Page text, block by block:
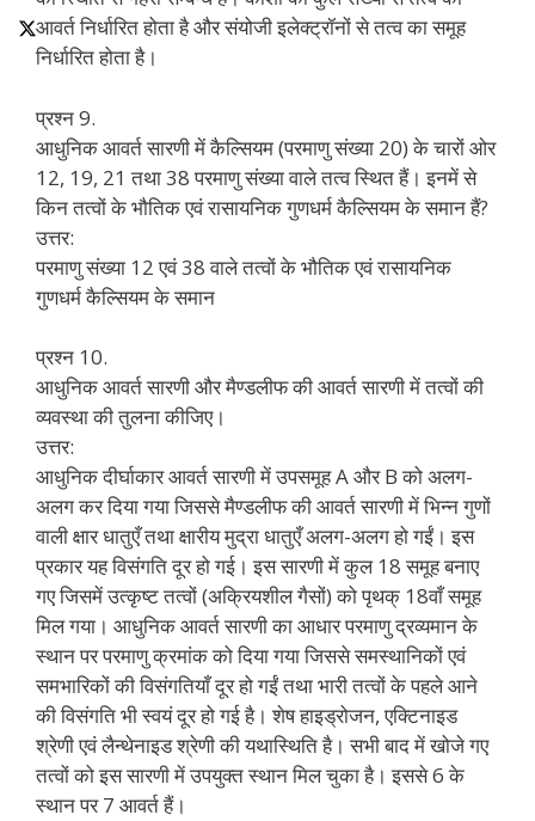
आवर्त निर्धारित होता है और संयोजी इलेक्ट्रॉनों से तत्व का समूह
निर्धारित होता है।
प्रश्न 9.
आधुनिक आवर्त सारणी में कैल्सियम (परमाणु संख्या 20) के चारों ओर
12, 19, 21 तथा 38 परमाणु संख्या वाले तत्व स्थित हैं। इनमें से
किन तत्वों के भौतिक एवं रासायनिक गुणधर्म कैल्सियम के समान हैं?
उत्तर:
परमाणु संख्या 12 एवं 38 वाले तत्वों के भौतिक एवं रासायनिक
गुणधर्म कैल्सियम के समान
प्रश्न 10.
आधुनिक आवर्त सारणी और मैण्डलीफ की आवर्त सारणी में तत्वों की
व्यवस्था की तुलना कीजिए।
उत्तर:
आधुनिक दीर्घाकार आवर्त सारणी में उपसमूह A और B को अलग-
अलग कर दिया गया जिससे मैण्डलीफ की आवर्त सारणी में भिन्न गुणों
वाली क्षार धातुएँ तथा क्षारीय मुद्रा धातुएँ अलग-अलग हो गईं। इस
प्रकार यह विसंगति दूर हो गई। इस सारणी में कुल 18 समूह बनाए
गए जिसमें उत्कृष्ट तत्वों (अक्रियशील गैसों) को पृथक् 18वाँ समूह
मिल गया। आधुनिक आवर्त सारणी का आधार परमाणु द्रव्यमान के
स्थान पर परमाणु क्रमांक को दिया गया जिससे समस्थानिकों एवं
समभारिकों की विसंगतियाँ दूर हो गईं तथा भारी तत्वों के पहले आने
की विसंगति भी स्वयं दूर हो गई है। शेष हाइड्रोजन, एक्टिनाइड
श्रेणी एवं लैन्थेनाइड श्रेणी की यथास्थिति है। सभी बाद में खोजे गए
तत्वों को इस सारणी में उपयुक्त स्थान मिल चुका है। इससे 6 के
स्थान पर 7 आवर्त हैं।